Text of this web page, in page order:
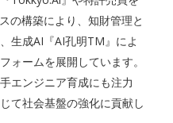
の構築により、知財管理と
生成AI『AI孔明TM』によ
ォームを展開しています。
エンジニア育成にも注力
て社会基盤の強化に貢献し